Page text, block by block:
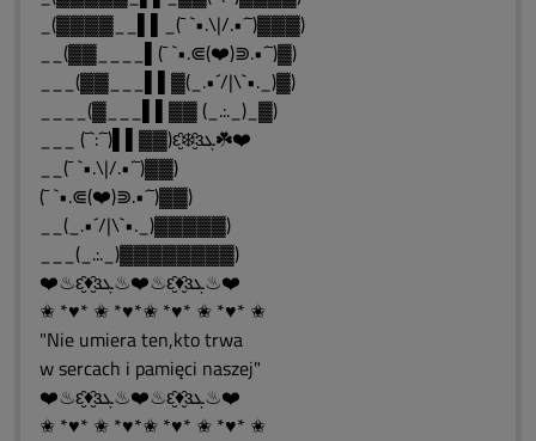
_(▓▓▓▓__▌▌_(¯ `•.\|/.•´¯)▓▓▓)
__(▓▓____▌(¯ `•.⋐(❤️)⋑.•´¯)▓)
___(▓▓___▌▌▓(_.•´/|\`•._)▓)
____(▓___▌▌▓▓ (_.:._)_▓)
___ (¯`:´¯)▌▌▓▓)ԑ̮̑❄️̮̑ɜܓ☘️❤️
__(¯ `•.\|/.•´¯)▓▓)
(¯ `•.⋐(❤️)⋑.•´¯)▓▓)
__(_.•´/|\`•._)▓▓▓▓▓)
___(_.:._)▓▓▓▓▓▓▓▓)
❤️♨ԑ̮̑♦̮̑ɜܓ♨❤️♨ԑ̮̑♦̮̑ɜܓ♨❤️
✬ *♥* ✬ *♥*✬ *♥* ✬ *♥* ✬
"Nie umiera ten,kto trwa
w sercach i pamięci naszej"
❤️♨ԑ̮̑♦̮̑ɜܓ♨❤️♨ԑ̮̑♦̮̑ɜܓ♨❤️
✬ *♥* ✬ *♥*✬ *♥* ✬ *♥* ✬